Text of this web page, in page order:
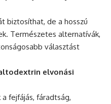
biztosíthat, de a hosszú
Természetes alternatívák,
választást
elvonási
fejfájás, fáradtság,